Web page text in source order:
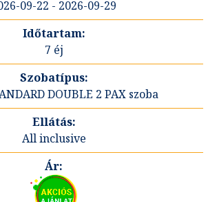
09-22 - 2026-09-29
7 éj
DOUBLE 2 PAX szoba
All inclusive